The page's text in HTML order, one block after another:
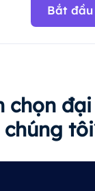
Bắt đầu
chọn
chúng